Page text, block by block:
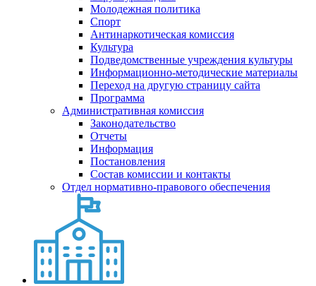
Молодежная политика
Спорт
Антинаркотическая комиссия
Культура
Подведомственные учреждения культуры
Информационно-методические материалы
Переход на другую страницу сайта
Программа
Административная комиссия
Законодательство
Отчеты
Информация
Постановления
Состав комиссии и контакты
Отдел нормативно-правового обеспечения